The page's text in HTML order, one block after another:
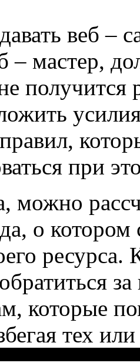
веб
– мастер,
получится
при
можно
о
которые
тех